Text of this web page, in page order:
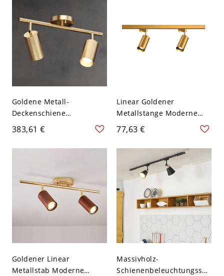
Goldene Metall-
Deckenschiene
Beleuchtung im
nordischen Stil für
Esszimmer, Wohnzimmer,
Oberflächenmontierte
Strahler für kommerzielle
Geschäfte - Golden 110V-
383,61 €
Linear Goldener
Metallstange Moderne
Halbdeckenlampe
Zylinder Metall Schirm
Einfachheit
Deckenleuchte - 2 Feste
Spur 110V-120V
77,63 €
Goldener Linear
Metallstab Moderne
Massivholz-
Schienenbeleuchtungssys